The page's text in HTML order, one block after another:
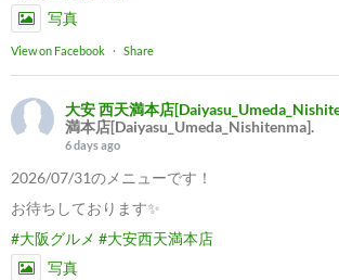
写真
View on Facebook · Share
大安 西天満本店
満本店[Daiyasu_Umeda_Nishitenma].
6 days ago
2026/07/31のメニューです！
お待ちしております✨
#大阪グルメ #大安西天満本店
写真